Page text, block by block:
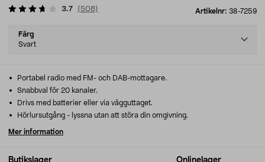
Artikelnr: 38-7259
3.7 ( 508)
Select
variant
Färg
Svart
Butikslager Onlinelager
Portabel radio med FM- och DAB-mottagare.
Snabbval för 20 kanaler.
Drivs med batterier eller via vägguttaget.
Hörlursutgång - lyssna utan att störa din omgivning.
Mer information